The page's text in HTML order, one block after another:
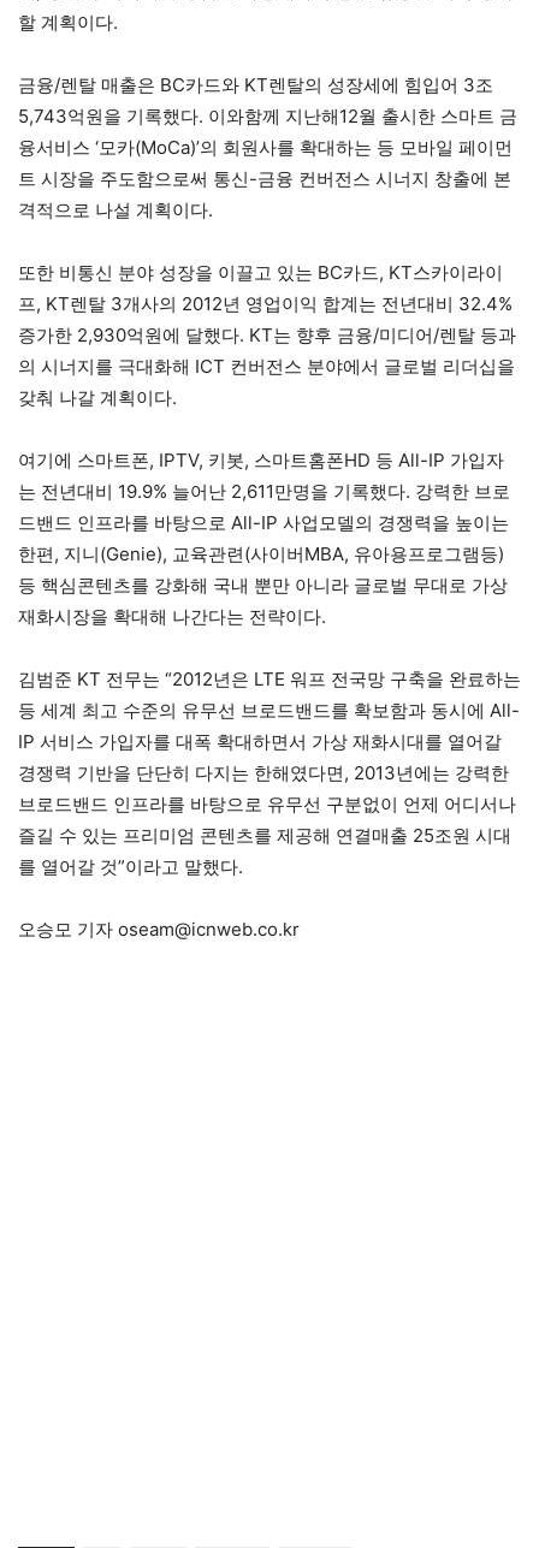
할 계획이다.
금융/렌탈 매출은 BC카드와 KT렌탈의 성장세에 힘입어 3조
5,743억원을 기록했다. 이와함께 지난해12월 출시한 스마트 금
융서비스 ‘모카(MoCa)’의 회원사를 확대하는 등 모바일 페이먼
트 시장을 주도함으로써 통신-금융 컨버전스 시너지 창출에 본
격적으로 나설 계획이다.
또한 비통신 분야 성장을 이끌고 있는 BC카드, KT스카이라이
프, KT렌탈 3개사의 2012년 영업이익 합계는 전년대비 32.4%
증가한 2,930억원에 달했다. KT는 향후 금융/미디어/렌탈 등과
의 시너지를 극대화해 ICT 컨버전스 분야에서 글로벌 리더십을
갖춰 나갈 계획이다.
여기에 스마트폰, IPTV, 키봇, 스마트홈폰HD 등 All-IP 가입자
는 전년대비 19.9% 늘어난 2,611만명을 기록했다. 강력한 브로
드밴드 인프라를 바탕으로 All-IP 사업모델의 경쟁력을 높이는
한편, 지니(Genie), 교육관련(사이버MBA, 유아용프로그램등)
등 핵심콘텐츠를 강화해 국내 뿐만 아니라 글로벌 무대로 가상
재화시장을 확대해 나간다는 전략이다.
김범준 KT 전무는 “2012년은 LTE 워프 전국망 구축을 완료하는
등 세계 최고 수준의 유무선 브로드밴드를 확보함과 동시에 All-
IP 서비스 가입자를 대폭 확대하면서 가상 재화시대를 열어갈
경쟁력 기반을 단단히 다지는 한해였다면, 2013년에는 강력한
브로드밴드 인프라를 바탕으로 유무선 구분없이 언제 어디서나
즐길 수 있는 프리미엄 콘텐츠를 제공해 연결매출 25조원 시대
를 열어갈 것”이라고 말했다.
오승모 기자 oseam@icnweb.co.kr